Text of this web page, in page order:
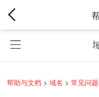
帮助与文档 > 域名 > 常见问题